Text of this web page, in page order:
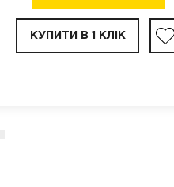
КУПИТИ В 1 КЛІК